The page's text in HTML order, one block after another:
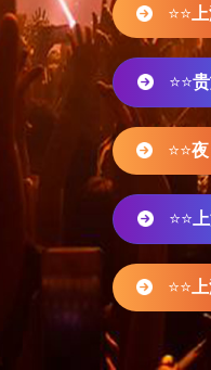
⭐⭐
⭐⭐
⭐⭐
⭐⭐
⭐⭐